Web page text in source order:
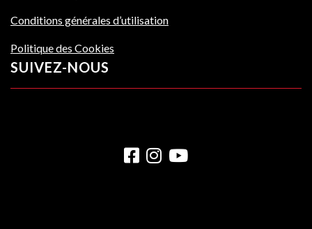
Conditions générales d’utilisation
Politique des Cookies
SUIVEZ-NOUS